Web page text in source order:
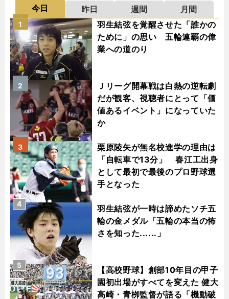
今日 昨日 週間
月間
羽生結弦を覚醒させた「誰かの
ために」の思い 五輪連覇の偉
業への道のり
1
Ｊリーグ開幕戦は白熱の逆転劇
だが観客、視聴者にとって「価
値あるイベント」になっていた
か
2
栗原陵矢が無名校進学の理由は
「自転車で13分」 春江工出身
として最初で最後のプロ野球選
手となった
3
羽生結弦が一時は諦めたソチ五
輪の金メダル「五輪の本当の怖
さを知った......」
4
【高校野球】創部10年目の甲子
園初出場がすべてを変えた 健大
高崎・青栁監督が語る「機動破
5